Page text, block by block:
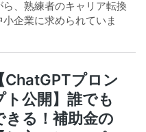
、熟練者のキャリア転換
企業に求められていま